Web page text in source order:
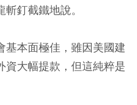
釘截鐵地說。
基本面極佳，雖因美國建
資大幅提款，但這純粹是